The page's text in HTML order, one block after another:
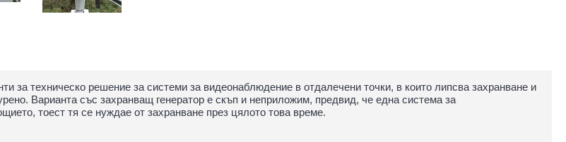
за техническо решение за системи за видеонаблюдение в отдалечени точки, в които липсва захранване и
Варианта със захранващ генератор е скъп и неприложим, предвид, че една система за
тоест тя се нуждае от захранване през цялото това време.